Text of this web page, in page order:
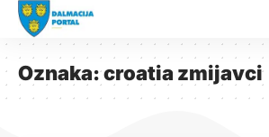
Oznaka:croatia zmijavci